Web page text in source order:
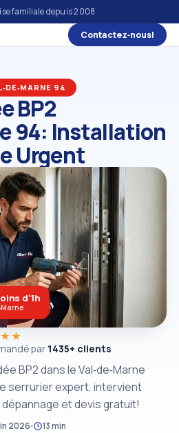
familiale depuis 2008
Contactez‑nous!
94
BP2
94: Installation
Urgent
BP2 dans le Val‑de‑Marne
serrurier expert, intervient
et devis gratuit!
2026 13 min
par 1435+ clients
d'1h